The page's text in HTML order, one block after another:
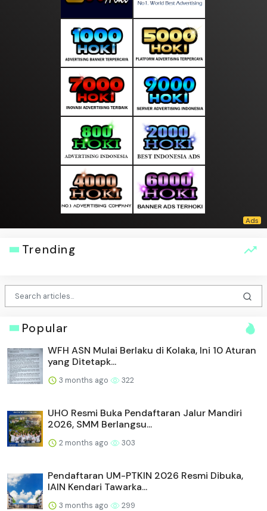
Trending
Popular
WFH ASN Mulai Berlaku di Kolaka, Ini 10 Aturan
yang Ditetapk...
3 months ago 322
UHO Resmi Buka Pendaftaran Jalur Mandiri
2026, SMM Berlangsu...
2 months ago 303
Pendaftaran UM-PTKIN 2026 Resmi Dibuka,
IAIN Kendari Tawarka...
3 months ago 299